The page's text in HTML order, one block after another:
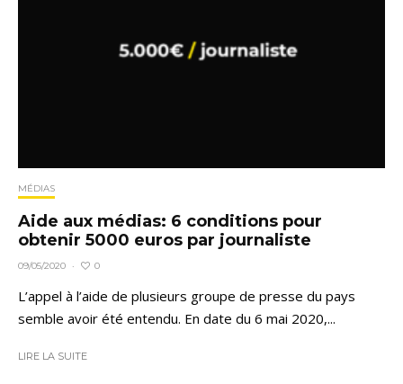
MÉDIAS
Aide aux médias: 6 conditions pour
obtenir 5000 euros par journaliste
09/05/2020 · 0
L’appel à l’aide de plusieurs groupe de presse du pays
semble avoir été entendu. En date du 6 mai 2020,...
LIRE LA SUITE